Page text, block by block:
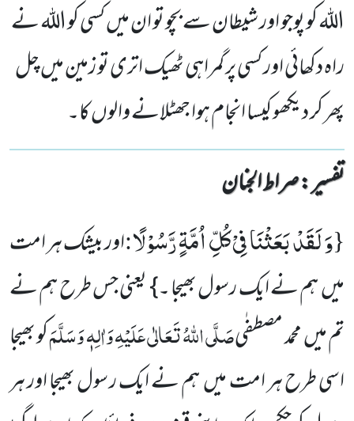
اللہ کو پوجو اور شیطان سے بچو تو ان میں کسی کو اللہ نے
راہ دکھائی اور کسی پر گمراہی ٹھیک اتری تو زمین میں چل
پھر کر دیکھو کیسا انجام ہوا جھٹلانے والوں کا۔
تفسیر : ‎صراط الجنان
{وَ لَقَدْ بَعَثْنَا فِیْ كُلِّ اُمَّةٍ رَّسُوْلًا:اور بیشک ہر امت
میں ہم نے ایک رسول بھیجا ۔} یعنی جس طرح ہم نے
تم میں محمد مصطفٰیصَلَّی اللّٰہُ تَعَالٰی عَلَیْہِ وَاٰلِہٖ وَسَلَّمَکو بھیجا
اسی طرح ہر امت میں ہم نے ایک رسول بھیجا اور ہر